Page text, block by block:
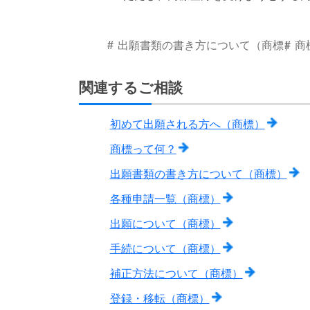
出願書類の書き方について（商標） 商
関連するご相談
初めて出願される方へ（商標）
商標って何？
出願書類の書き方について（商標）
各種申請一覧（商標）
出願について（商標）
手続について（商標）
補正方法について（商標）
登録・移転（商標）